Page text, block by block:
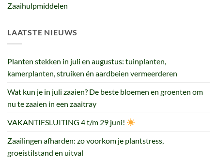
Zaaihulpmiddelen
LAATSTE NIEUWS
Planten stekken in juli en augustus: tuinplanten,
kamerplanten, struiken én aardbeien vermeerderen
Wat kun je in juli zaaien? De beste bloemen en groenten om
nu te zaaien in een zaaitray
VAKANTIESLUITING 4 t/m 29 juni!
Zaailingen afharden: zo voorkom je plantstress,
groeistilstand en uitval